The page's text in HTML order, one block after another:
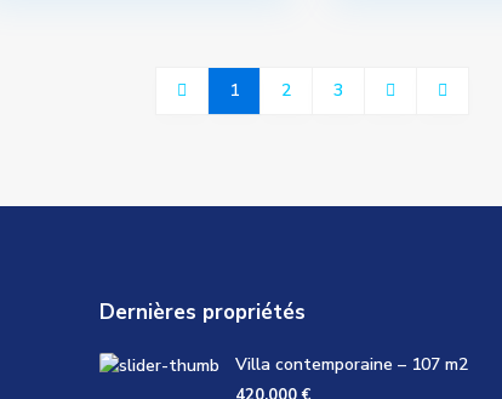
1 2 3
Dernières propriétés
Villa contemporaine – 107 m2